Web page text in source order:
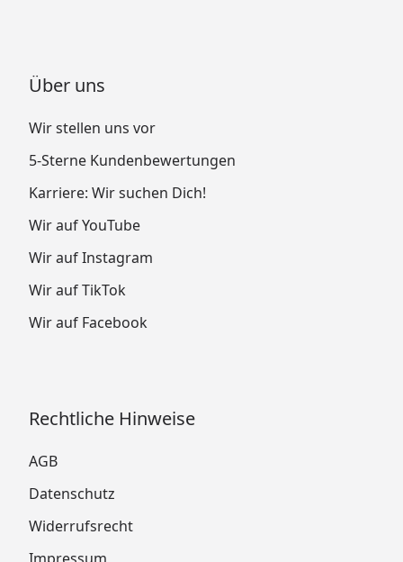
Über uns
Wir stellen uns vor
5-Sterne Kundenbewertungen
Karriere: Wir suchen Dich!
Wir auf YouTube
Wir auf Instagram
Wir auf TikTok
Wir auf Facebook
Rechtliche Hinweise
AGB
Datenschutz
Widerrufsrecht